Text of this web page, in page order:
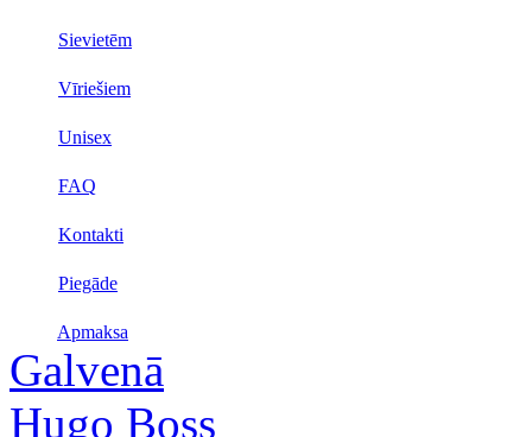
Sievietēm
Vīriešiem
Unisex
FAQ
Kontakti
Piegāde
Apmaksa
Galvenā
Hugo Boss